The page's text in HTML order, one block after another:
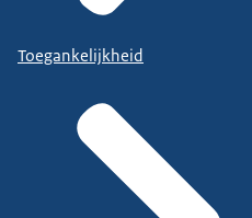
Toegankelijkheid